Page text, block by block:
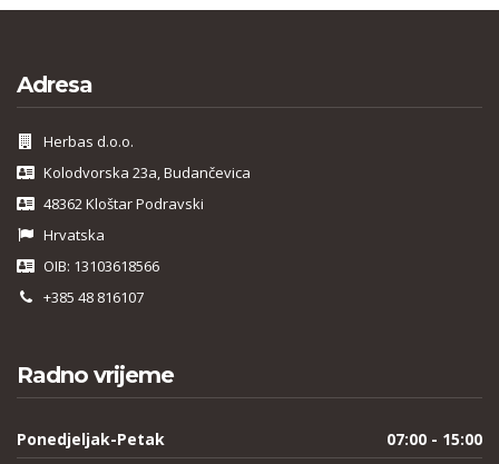
Adresa
Herbas d.o.o.
Kolodvorska 23a, Budančevica
48362 Kloštar Podravski
Hrvatska
OIB: 13103618566
+385 48 816107
Radno vrijeme
Ponedjeljak-Petak
07:00 - 15:00